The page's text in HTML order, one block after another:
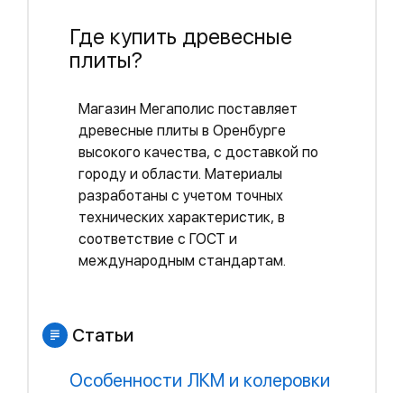
Где купить древесные
плиты?
Магазин Мегаполис поставляет
древесные плиты в Оренбурге
высокого качества, с доставкой по
городу и области. Материалы
разработаны с учетом точных
технических характеристик, в
соответствие с ГОСТ и
международным стандартам.
Статьи
Особенности ЛКМ и колеровки